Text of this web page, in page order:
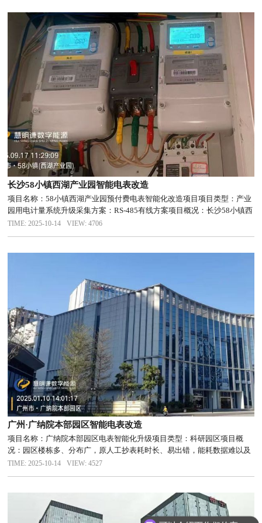
长沙58小镇西湖产业园智能电表改造
项目名称：58小镇西湖产业园预付费电表智能化改造项目项目类型：产业
园用电计量系统升级采集方案：RS-485有线方案项目概况：长沙58小镇西
湖产业园（又称58小镇）是位于长沙市岳麓区西湖文化公园内的智慧科技
TIME: 2025-10-14 VIEW: 4706
广州·广纳院本部园区智能电表改造
项目名称：广纳院本部园区电表智能化升级项目类型：科研园区项目概
况：园区楼栋多、分布广，原人工抄表耗时长、易出错，能耗数据难以及
时掌握。项目需求：不改动现有线路，快速实现自动抄表，用电数据支持
TIME: 2025-10-14 VIEW: 4527